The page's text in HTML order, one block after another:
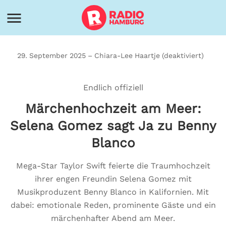
29. September 2025 – Chiara-Lee Haartje (deaktiviert)
Endlich offiziell
Märchenhochzeit am Meer:
Selena Gomez sagt Ja zu Benny
Blanco
Mega-Star Taylor Swift feierte die Traumhochzeit
ihrer engen Freundin Selena Gomez mit
Musikproduzent Benny Blanco in Kalifornien. Mit
dabei: emotionale Reden, prominente Gäste und ein
märchenhafter Abend am Meer.